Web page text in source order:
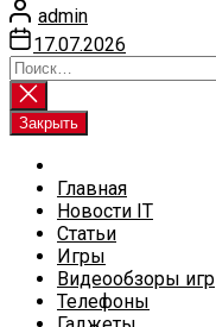
admin
17.07.2026
Найти:
Закрыть
Главная
Новости IT
Статьи
Игры
Видеообзоры игр
Телефоны